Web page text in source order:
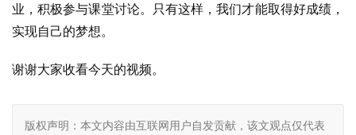
业，积极参与课堂讨论。只有这样，我们才能取得好成绩，
实现自己的梦想。
谢谢大家收看今天的视频。
版权声明：本文内容由互联网用户自发贡献，该文观点仅代表